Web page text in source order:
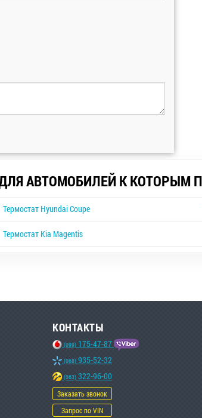
АВТОМОБИЛЕЙ К КОТОРЫМ
Термостат Hyundai Coupe
Термостат Kia Magentis
КОНТАКТЫ
(099) 175-47-87
(068) 935-52-32
(063) 322-96-00
Заказать звонок
Запрос по VIN